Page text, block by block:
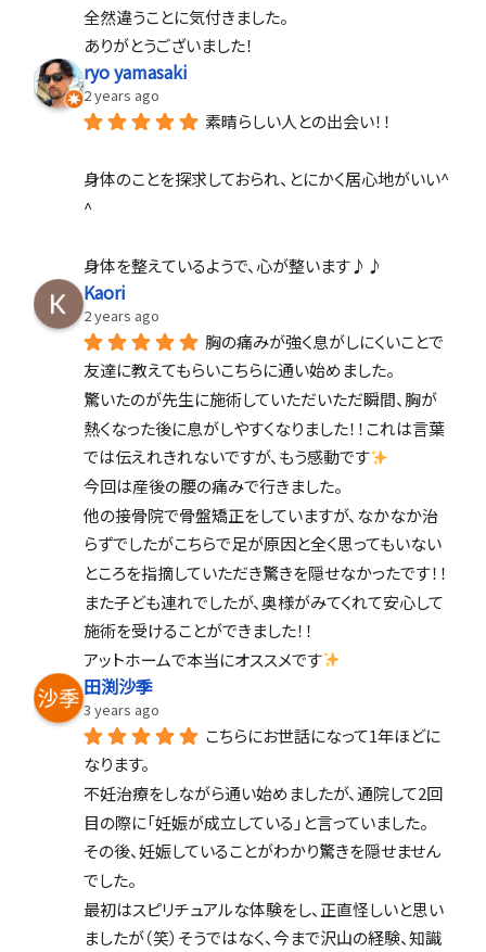
全然違うことに気付きました。
ありがとうございました！
ryo yamasaki
2 years ago
素晴らしい人との出会い！！
身体のことを探求しておられ、とにかく居心地がいい^
^
身体を整えているようで、心が整います♪♪
Kaori
2 years ago
胸の痛みが強く息がしにくいことで
友達に教えてもらいこちらに通い始めました。
驚いたのが先生に施術していただいただ瞬間、胸が
熱くなった後に息がしやすくなりました！！これは言葉
では伝えれきれないですが、もう感動です
今回は産後の腰の痛みで行きました。
他の接骨院で骨盤矯正をしていますが、なかなか治
らずでしたがこちらで足が原因と全く思ってもいない
ところを指摘していただき驚きを隠せなかったです！！
また子ども連れでしたが、奥様がみてくれて安心して
施術を受けることができました！！
アットホームで本当にオススメです
田渕沙季
3 years ago
こちらにお世話になって1年ほどに
なります。
不妊治療をしながら通い始めましたが、通院して2回
目の際に「妊娠が成立している」と言っていました。
その後、妊娠していることがわかり驚きを隠せません
でした。
最初はスピリチュアルな体験をし、正直怪しいと思い
ましたが（笑）そうではなく、今まで沢山の経験、知識